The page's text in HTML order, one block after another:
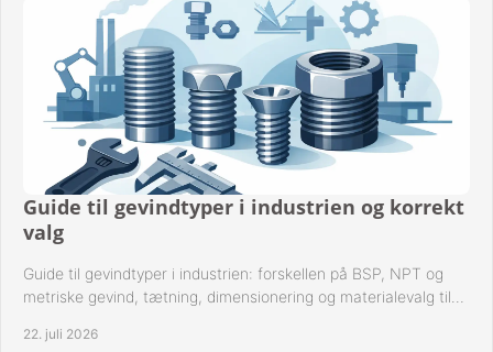
Guide til gevindtyper i industrien og korrekt
valg
Guide til gevindtyper i industrien: forskellen på BSP, NPT og
metriske gevind, tætning, dimensionering og materialevalg til
22. juli 2026